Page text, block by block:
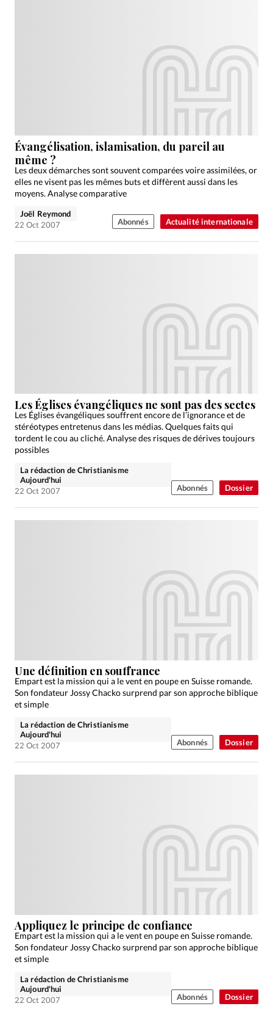
Actualité internationale
Évangélisation, islamisation, du pareil au
même ?
Les deux démarches sont souvent comparées voire assimilées, or
elles ne visent pas les mêmes buts et diffèrent aussi dans les
moyens. Analyse comparative
Joël Reymond
22 Oct 2007
Abonnés
Dossier
Les Églises évangéliques ne sont pas des sectes
Les Églises évangéliques souffrent encore de l’ignorance et de
stéréotypes entretenus dans les médias. Quelques faits qui
tordent le cou au cliché. Analyse des risques de dérives toujours
possibles
La rédaction de Christianisme
Aujourd'hui
22 Oct 2007
Abonnés
Dossier
Une définition en souffrance
Empart est la mission qui a le vent en poupe en Suisse romande.
Son fondateur Jossy Chacko surprend par son approche biblique
et simple
La rédaction de Christianisme
Aujourd'hui
22 Oct 2007
Abonnés
Dossier
Appliquez le principe de confiance
Empart est la mission qui a le vent en poupe en Suisse romande.
Son fondateur Jossy Chacko surprend par son approche biblique
et simple
La rédaction de Christianisme
Aujourd'hui
22 Oct 2007
Abonnés